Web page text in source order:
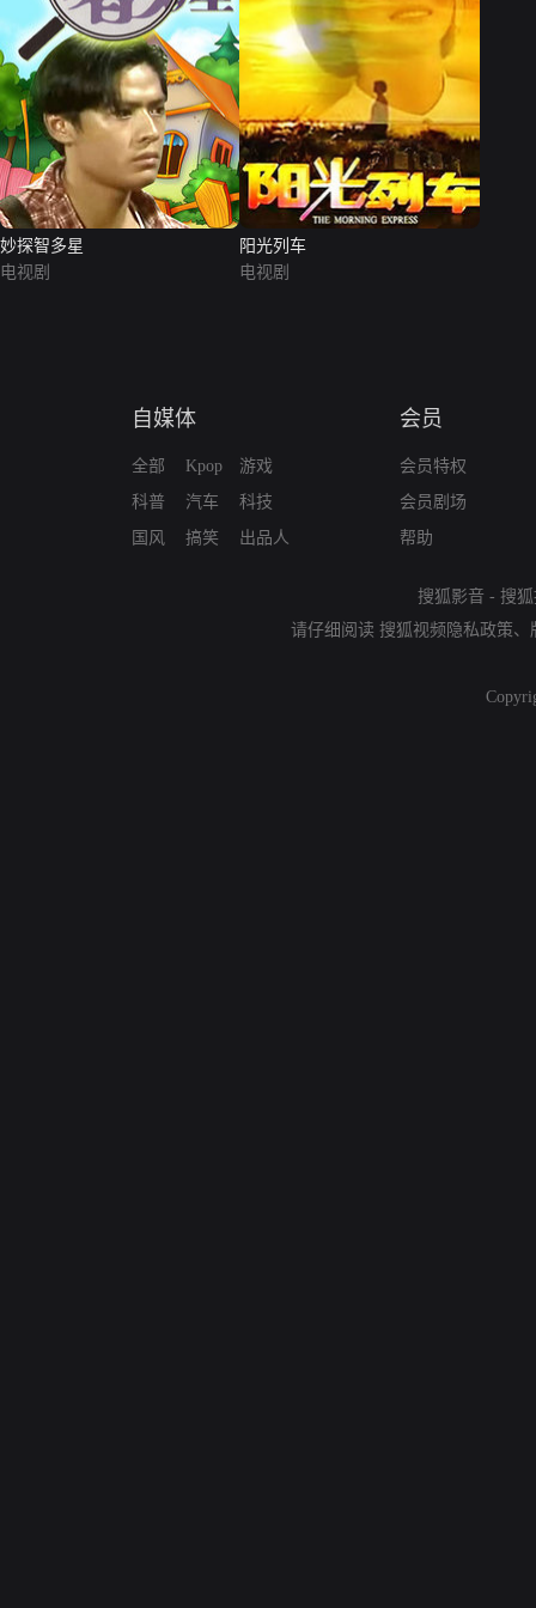
妙探智多星
电视剧
阳光列车
电视剧
自媒体
全部
科普
国风
Kpop
汽车
搞笑
游戏
科技
出品人
会员
会员特权
会员剧场
帮助
搜狐影音 - 搜
请仔细阅读 搜狐视频隐私政策、